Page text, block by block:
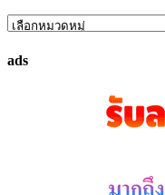
ค้นหา
ที่
ads